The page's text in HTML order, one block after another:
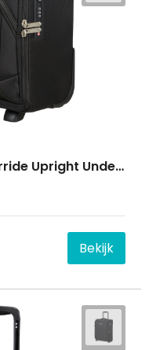
American Tourister Summerride Upright Underseater EXP.
Bekijk